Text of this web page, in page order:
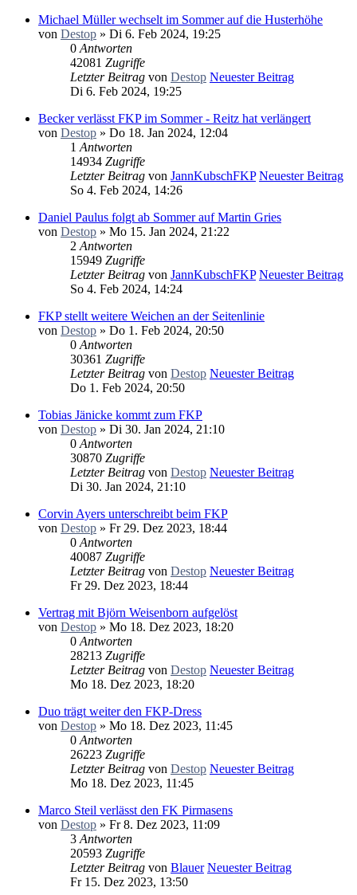
Michael Müller wechselt im Sommer auf die Husterhöhe
von Destop » Di 6. Feb 2024, 19:25
0 Antworten
42081 Zugriffe
Letzter Beitrag von Destop Neuester Beitrag
Di 6. Feb 2024, 19:25
Becker verlässt FKP im Sommer - Reitz hat verlängert
von Destop » Do 18. Jan 2024, 12:04
1 Antworten
14934 Zugriffe
Letzter Beitrag von JannKubschFKP Neuester Beitrag
So 4. Feb 2024, 14:26
Daniel Paulus folgt ab Sommer auf Martin Gries
von Destop » Mo 15. Jan 2024, 21:22
2 Antworten
15949 Zugriffe
Letzter Beitrag von JannKubschFKP Neuester Beitrag
So 4. Feb 2024, 14:24
FKP stellt weitere Weichen an der Seitenlinie
von Destop » Do 1. Feb 2024, 20:50
0 Antworten
30361 Zugriffe
Letzter Beitrag von Destop Neuester Beitrag
Do 1. Feb 2024, 20:50
Tobias Jänicke kommt zum FKP
von Destop » Di 30. Jan 2024, 21:10
0 Antworten
30870 Zugriffe
Letzter Beitrag von Destop Neuester Beitrag
Di 30. Jan 2024, 21:10
Corvin Ayers unterschreibt beim FKP
von Destop » Fr 29. Dez 2023, 18:44
0 Antworten
40087 Zugriffe
Letzter Beitrag von Destop Neuester Beitrag
Fr 29. Dez 2023, 18:44
Vertrag mit Björn Weisenborn aufgelöst
von Destop » Mo 18. Dez 2023, 18:20
0 Antworten
28213 Zugriffe
Letzter Beitrag von Destop Neuester Beitrag
Mo 18. Dez 2023, 18:20
Duo trägt weiter den FKP-Dress
von Destop » Mo 18. Dez 2023, 11:45
0 Antworten
26223 Zugriffe
Letzter Beitrag von Destop Neuester Beitrag
Mo 18. Dez 2023, 11:45
Marco Steil verlässt den FK Pirmasens
von Destop » Fr 8. Dez 2023, 11:09
3 Antworten
20593 Zugriffe
Letzter Beitrag von Blauer Neuester Beitrag
Fr 15. Dez 2023, 13:50